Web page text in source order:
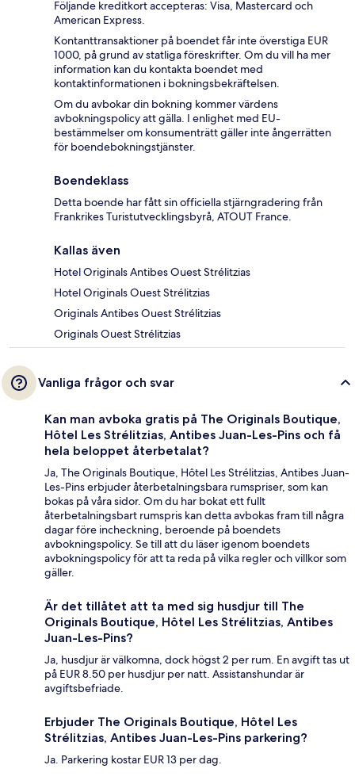
Följande kreditkort accepteras: Visa, Mastercard och
American Express.
Kontanttransaktioner på boendet får inte överstiga EUR
1000, på grund av statliga föreskrifter. Om du vill ha mer
information kan du kontakta boendet med
kontaktinformationen i bokningsbekräftelsen.
Om du avbokar din bokning kommer värdens
avbokningspolicy att gälla. I enlighet med EU-
bestämmelser om konsumenträtt gäller inte ångerrätten
för boendebokningstjänster.
Boendeklass
Detta boende har fått sin officiella stjärngradering från
Frankrikes Turistutvecklingsbyrå, ATOUT France.
Kallas även
Hotel Originals Antibes Ouest Strélitzias
Hotel Originals Ouest Strélitzias
Originals Antibes Ouest Strélitzias
Originals Ouest Strélitzias
Vanliga frågor och svar
Kan man avboka gratis på The Originals Boutique,
Hôtel Les Strélitzias, Antibes Juan-Les-Pins och få
hela beloppet återbetalat?
Ja, The Originals Boutique, Hôtel Les Strélitzias, Antibes Juan-
Les-Pins erbjuder återbetalningsbara rumspriser, som kan
bokas på våra sidor. Om du har bokat ett fullt
återbetalningsbart rumspris kan detta avbokas fram till några
dagar före incheckning, beroende på boendets
avbokningspolicy. Se till att du läser igenom boendets
avbokningspolicy för att ta reda på vilka regler och villkor som
gäller.
Är det tillåtet att ta med sig husdjur till The
Originals Boutique, Hôtel Les Strélitzias, Antibes
Juan-Les-Pins?
Ja, husdjur är välkomna, dock högst 2 per rum. En avgift tas ut
på EUR 8.50 per husdjur per natt. Assistanshundar är
avgiftsbefriade.
Erbjuder The Originals Boutique, Hôtel Les
Strélitzias, Antibes Juan-Les-Pins parkering?
Ja. Parkering kostar EUR 13 per dag.